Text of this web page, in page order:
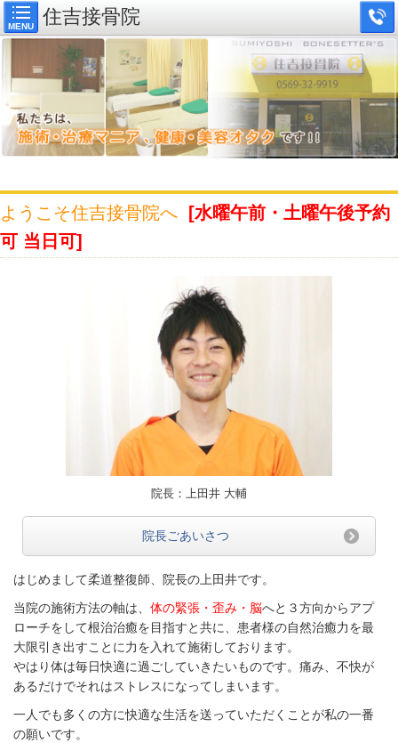
MENU 住吉接骨院
ようこそ住吉接骨院へ
[水曜午前・土曜午後予約
可 当日可]
院長：上田井 大輔
院長ごあいさつ
はじめまして柔道整復師、院長の上田井です。
当院の施術方法の軸は、 体の緊張・歪み・脳へと３方向からアプ
ローチをして根治治癒を目指すと共に、患者様の自然治癒力を最
大限引き出すことに力を入れて施術しております。
やはり体は毎日快適に過ごしていきたいものです。痛み、不快が
あるだけでそれはストレスになってしまいます。
一人でも多くの方に快適な生活を送っていただくことが私の一番
の願いです。